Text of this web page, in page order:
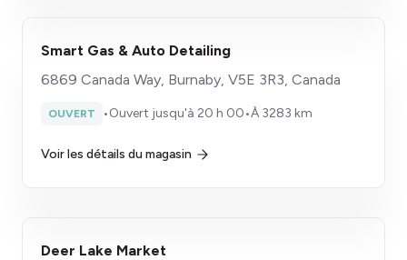
Smart Gas & Auto Detailing
6869 Canada Way, Burnaby, V5E 3R3, Canada
OUVERT •Ouvert jusqu'à 20 h 00•À 3283 km
Voir les détails du magasin
Deer Lake Market